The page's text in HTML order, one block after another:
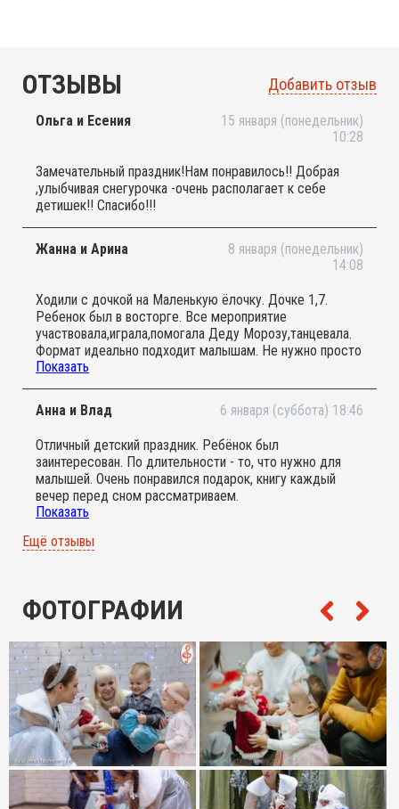
ОТЗЫВЫ Добавить отзыв
Ольга и Есения
15 января (понедельник)
10:28
Замечательный праздник!Нам понравилось!! Добрая
,улыбчивая снегурочка -очень располагает к себе
детишек!! Спасибо!!!
Жанна и Арина
8 января (понедельник)
14:08
Ходили с дочкой на Маленькую ёлочку. Дочке 1,7.
Ребенок был в восторге. Все мероприятие
участвовала,играла,помогала Деду Морозу,танцевала.
Формат идеально подходит малышам. Не нужно просто
сидеть и смотреть,можно
поиграть,потанцевать,подвигаться. Идеально для
активных и подвижных детей. Спасибо большое.
Обязательно придем ещё раз
Показать
Анна и Влад 6 января (суббота) 18:46
Отличный детский праздник. Ребёнок был
заинтересован. По длительности - то, что нужно для
малышей. Очень понравился подарок, книгу каждый
вечер перед сном рассматриваем.
Рекомендую
Показать
Ещё отзывы
ФОТОГРАФИИ